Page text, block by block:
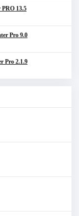
13.5
Pro 9.0
Pro 2.1.9